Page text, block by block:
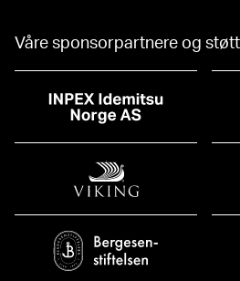
Våre sponsorpartnere og